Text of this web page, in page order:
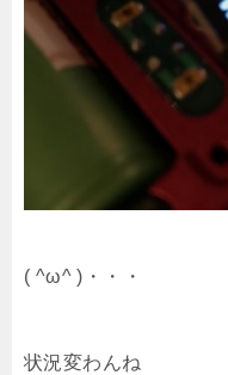
( ^ω^ )・・・
状況変わんね